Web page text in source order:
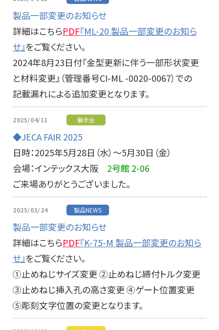
製品一部変更のお知らせ
詳細はこちらPDF『ML-20 製品一部変更のお知ら
せ』をご覧ください。
2024年8月23日付『金型更新に伴う一部形状変更
と材料変更』（管理番号CI-ML -0020-0067）での
記載漏れによる追加変更となります。
2025/04/11 展示会
◆JECA FAIR 2025
日時：2025年5月28日（水）～5月30日（金）
会場：インテックス大阪 2号館 2-06
ご来場ありがとうございました。
2025/03/24 製品NEWS
製品一部変更のお知らせ
詳細はこちらPDF『K-75-M 製品一部変更のお知ら
せ』をご覧ください。
①止めねじサイズ変更 ②止めねじ締付トルク変更
③止めねじ挿入孔の高さ変更 ④ゲート位置変更
⑤彫刻文字位置の変更となります。